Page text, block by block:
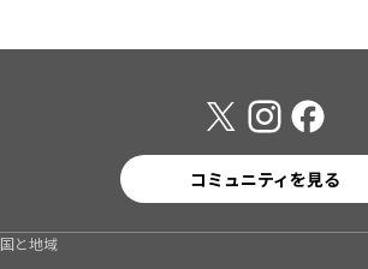
コミュニティを見る
国と地域